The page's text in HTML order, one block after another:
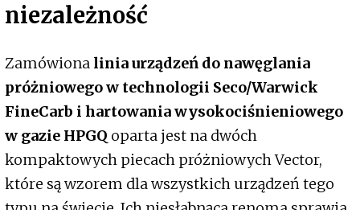
niezależność
Zamówiona linia urządzeń do nawęglania
próżniowego w technologii Seco/Warwick
FineCarb i hartowania wysokociśnieniowego
w gazie HPGQ oparta jest na dwóch
kompaktowych piecach próżniowych Vector,
które są wzorem dla wszystkich urządzeń tego